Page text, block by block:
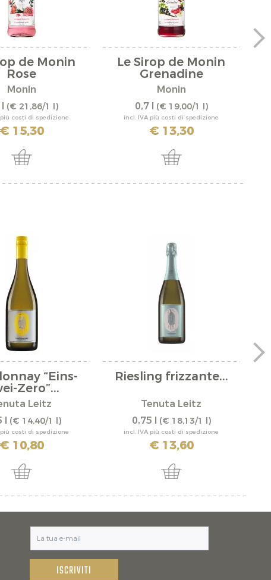
de Monin
Rose
Monin
(€ 21,86/1 l)
costi di spedizione
€ 15,30
Le Sirop de Monin
Grenadine
Monin
0,7 l (€ 19,00/1 l)
incl. IVA più costi di spedizione
€ 13,30
“Eins-
Zero”...
Leitz
l (€ 14,40/1 l)
costi di spedizione
€ 10,80
Riesling frizzante...
Tenuta Leitz
0,75 l (€ 18,13/1 l)
incl. IVA più costi di spedizione
€ 13,60
ISCRIVITI